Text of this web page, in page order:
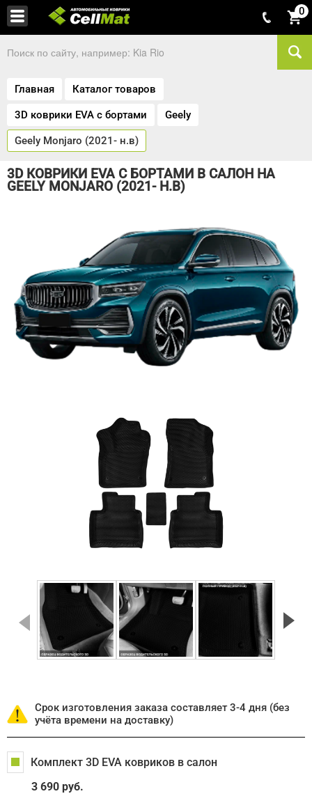
0
Главная Каталог товаров
3D коврики EVA с бортами Geely
Geely Monjaro (2021- н.в)
3D КОВРИКИ EVA С БОРТАМИ В САЛОН НА
GEELY MONJARO (2021- Н.В)
Срок изготовления заказа составляет 3-4 дня (без
учёта времени на доставку)
Комплект 3D EVA ковриков в салон
3 690 руб.